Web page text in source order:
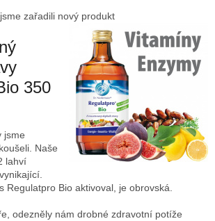
zařadili nový produkt
350
jsme
Naše
lahví
Regulatpro Bio aktivoval, je obrovská.
odezněly nám drobné zdravotní potíže